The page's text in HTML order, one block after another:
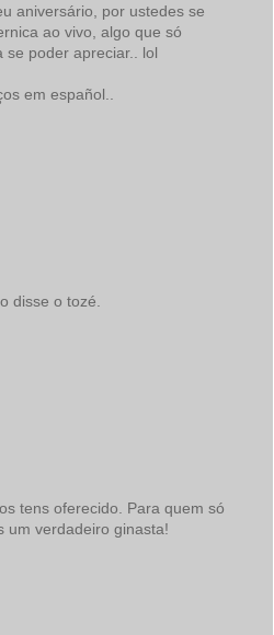
aniversário, por ustedes se
ao vivo, algo que só
poder apreciar.. lol
em español..
disse o tozé.
tens oferecido. Para quem só
um verdadeiro ginasta!